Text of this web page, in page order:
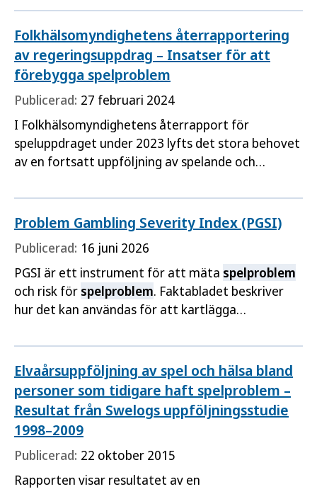
Swedish longitudinal gambling study (Swelogs)
2008–2018.
Folkhälsomyndighetens återrapportering
av regeringsuppdrag – Insatser för att
förebygga spelproblem
Publicerad: 27 februari 2024
I Folkhälsomyndighetens återrapport för
speluppdraget under 2023 lyfts det stora behovet
av en fortsatt uppföljning av spelande och
adresseras och behovet att ytterligare stärka det
lokala, regionala och ideella spelförebyggande
arbetet är andra slutsatser i rapporten.
Problem Gambling Severity Index (PGSI)
Publicerad: 16 juni 2026
PGSI är ett instrument för att mäta spelproblem
och risk för spelproblem. Faktabladet beskriver
hur det kan användas för att kartlägga
Elvaårsuppföljning av spel och hälsa bland
personer som tidigare haft spelproblem –
Resultat från Swelogs uppföljningsstudie
1998–2009
Publicerad: 22 oktober 2015
Rapporten visar resultatet av en